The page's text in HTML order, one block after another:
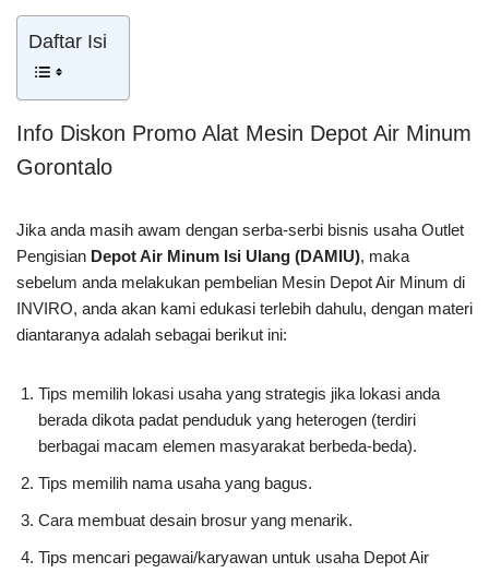
Daftar Isi
Info Diskon Promo Alat Mesin Depot Air Minum
Gorontalo
Jika anda masih awam dengan serba-serbi bisnis usaha Outlet
Pengisian Depot Air Minum Isi Ulang (DAMIU), maka
sebelum anda melakukan pembelian Mesin Depot Air Minum di
INVIRO, anda akan kami edukasi terlebih dahulu, dengan materi
diantaranya adalah sebagai berikut ini:
Tips memilih lokasi usaha yang strategis jika lokasi anda
berada dikota padat penduduk yang heterogen (terdiri
berbagai macam elemen masyarakat berbeda-beda).
Tips memilih nama usaha yang bagus.
Cara membuat desain brosur yang menarik.
Tips mencari pegawai/karyawan untuk usaha Depot Air